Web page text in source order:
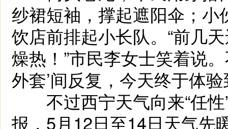
纱裙短袖，撑起遮阳伞；
饮店前排起小长队。“前几
燥热！”市民李女士笑着说
外套’间反复，今天终于体
不过西宁天气向来“任性
报，5月12日至14日天气